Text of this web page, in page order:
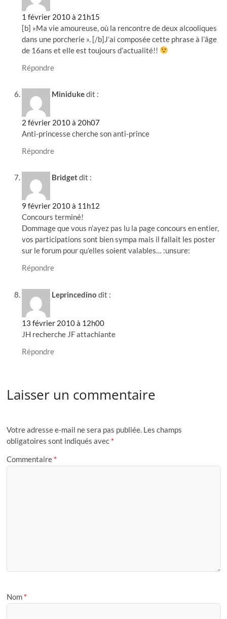
1 février 2010 à 21h15
[b] »Ma vie amoureuse, où la rencontre de deux alcooliques
dans une porcherie ». [/b]J’ai composée cette phrase à l’âge
de 16ans et elle est toujours d’actualité!!
Répondre
Minidukedit :
2 février 2010 à 20h07
Anti-princesse cherche son anti-prince
Répondre
Bridgetdit :
9 février 2010 à 11h12
Concours terminé!
Dommage que vous n’ayez pas lu la page concours en entier,
vos participations sont bien sympa mais il fallait les poster
sur le forum pour qu’elles soient valables… :unsure:
Répondre
Leprincedino dit :
13 février 2010 à 12h00
JH recherche JF attachiante
Répondre
Laisser un commentaire
Votre adresse e-mail ne sera pas publiée. Les champs
obligatoires sont indiqués avec *
Commentaire *
Nom *